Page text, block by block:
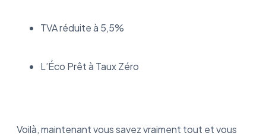
TVA réduite à 5,5%
L’Éco Prêt à Taux Zéro
Voilà, maintenant vous savez vraiment tout et vous